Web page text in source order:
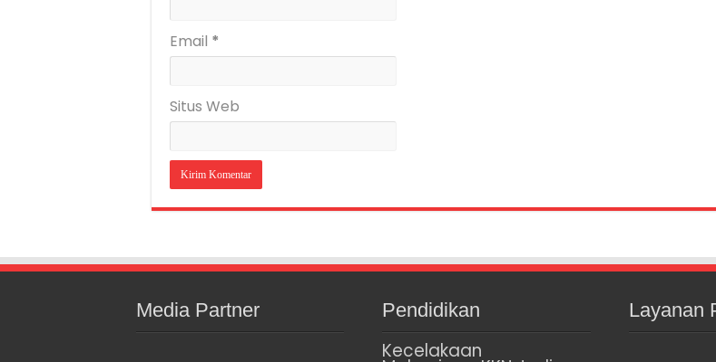
Email *
Situs Web
Media Partner Pendidikan
Kecelakaan
Layanan